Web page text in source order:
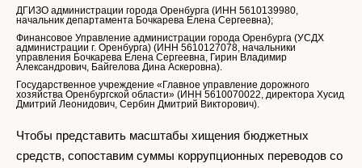
ДГИЗО администрации города Оренбурга (ИНН 5610139980,
начальник департамента Бочкарева Елена Сергеевна);
Финансовое Управление администрации города Оренбурга (УСДХ
администрации г. Оренбурга) (ИНН 5610127078, начальники
управления Бочкарева Елена Сергеевна, Гирин Владимир
Александрович, Байгелова Дина Аскеровна).
Государственное учреждение «Главное управление дорожного
хозяйства Оренбургской области» (ИНН 5610070022, директора Хусид
Дмитрий Леонидович, Сербин Дмитрий Викторович).
Чтобы представить масштабы хищения бюджетных
средств, сопоставим суммы коррупционных переводов со